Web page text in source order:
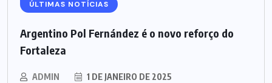
ÚLTIMAS NOTÍCIAS
Argentino Pol Fernández é o novo reforço do
Fortaleza
ADMIN 1 DE JANEIRO DE 2025